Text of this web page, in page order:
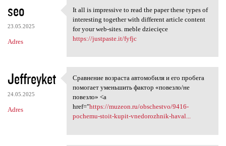
seo
23.05.2025
Adres
It all is impressive to read
It all is impressive to read the paper these types of
interesting together with different article content
for your web-sites. meble dziecięce
https://justpaste.it/fyfjc
Jeffreyket
24.05.2025
Adres
Сравнение возраста автомобиля
Сравнение возраста автомобиля и его пробега
помогает уменьшить фактор «повезло/не
повезло» <a
href="https://muzeon.ru/obschestvo/9416-
pochemu-stoit-kupit-vnedorozhnik-haval...